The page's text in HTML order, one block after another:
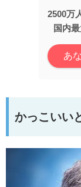
2500万
国内
あ
かっこいい